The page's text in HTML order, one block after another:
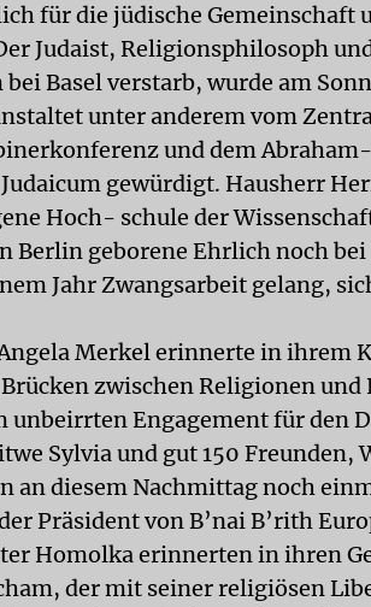
für die jüdische Gemeinschaft
Judaist, Religionsphilosoph
Basel verstarb, wurde am
unter anderem vom
und dem
gewürdigt. Hausherr
Hoch- schule der
Berlin geborene Ehrlich noch
Jahr Zwangsarbeit gelang,
Merkel erinnerte in ihrem
zwischen Religionen und
unbeirrten Engagement für den
Sylvia und gut 150 Freunden,
an diesem Nachmittag noch
Präsident von B’nai B’rith
Homolka erinnerten in ihren
der mit seiner religiösen